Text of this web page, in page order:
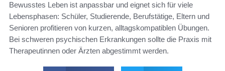
Bewusstes Leben ist anpassbar und eignet sich für viele
Lebensphasen: Schüler, Studierende, Berufstätige, Eltern und
Senioren profitieren von kurzen, alltagskompatiblen Übungen.
Bei schweren psychischen Erkrankungen sollte die Praxis mit
Therapeutinnen oder Ärzten abgestimmt werden.